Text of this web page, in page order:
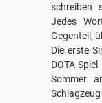
schreiben
Jedes
Gegenteil,
Die erste
DOTA-
Sommer